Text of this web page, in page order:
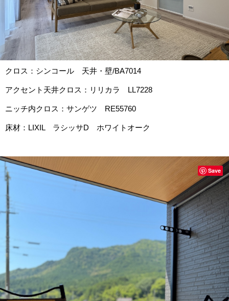
クロス：シンコール 天井・壁/BA7014
アクセント天井クロス：リリカラ LL7228
ニッチ内クロス：サンゲツ RE55760
床材：LIXIL ラシッサD ホワイトオーク
Save